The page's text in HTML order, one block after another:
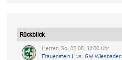
Rückblick
Herren, So. 02.08. 12:00 Uhr
Frauenstein II vs. GW Wiesbaden